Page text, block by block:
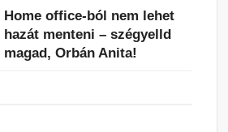
Home office-ból nem lehet
hazát menteni – szégyelld
magad, Orbán Anita!